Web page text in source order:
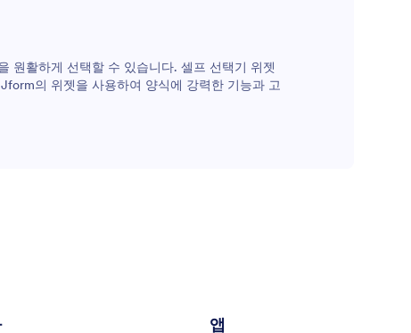
원활하게 선택할 수 있습니다. 셀프 선택기 위젯
의 위젯을 사용하여 양식에 강력한 기능과 고
앱